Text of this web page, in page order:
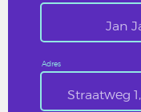
Adres